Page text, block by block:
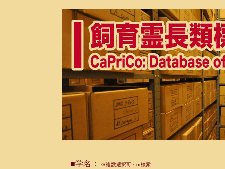
■学名： ※複数選択可・or検索